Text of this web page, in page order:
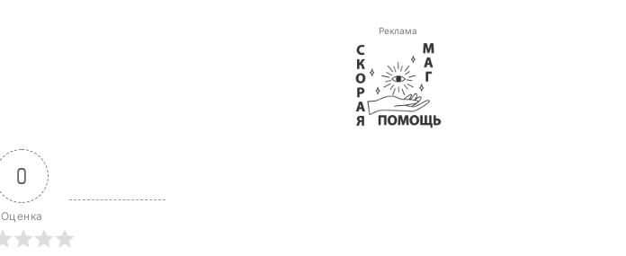
Реклама
0
Оценка